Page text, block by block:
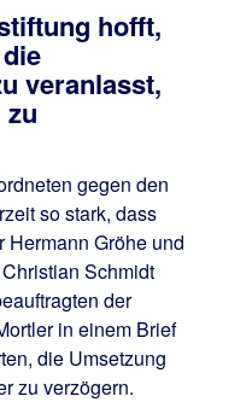
hofft,
veranlasst,
gegen den
so stark, dass
Gröhe und
Schmidt
der
in einem Brief
die Umsetzung
zu verzögern.